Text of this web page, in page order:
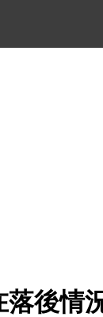
後情